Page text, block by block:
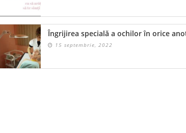
Îngrijirea specială a ochilor în orice
15 septembrie, 2022